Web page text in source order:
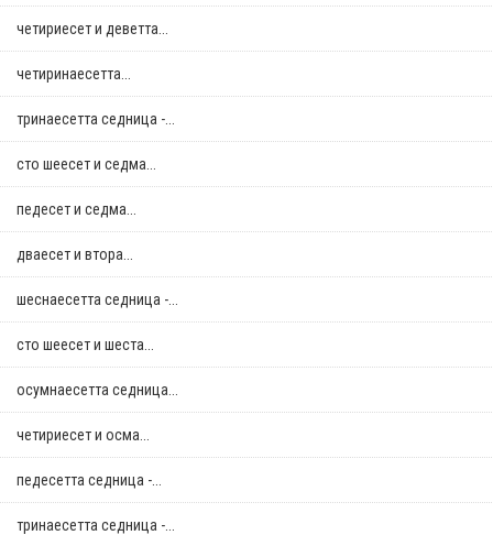
четириесет и деветта...
четиринаесетта...
тринаесетта седница -...
сто шеесет и седма...
педесет и седма...
дваесет и втора...
шеснаесетта седница -...
сто шеесет и шеста...
осумнaесетта седница...
четириесет и осма...
педесетта седница -...
тринаесетта седница -...